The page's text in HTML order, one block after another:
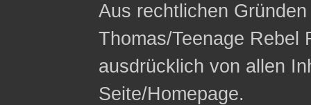
Aus rechtlichen
Thomas/Teenage Rebel
ausdrücklich von allen
Seite/Homepage.